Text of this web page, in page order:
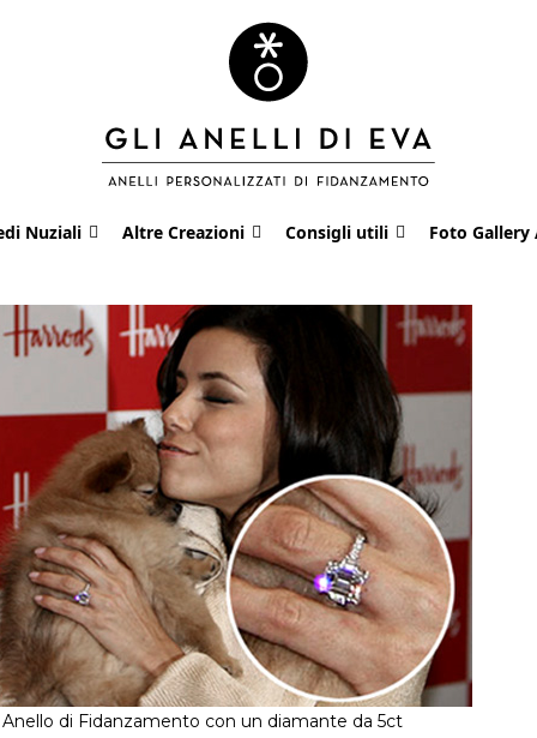
Nuziali Altre Creazioni Consigli utili Foto Gallery
di Fidanzamento con un diamante da 5ct